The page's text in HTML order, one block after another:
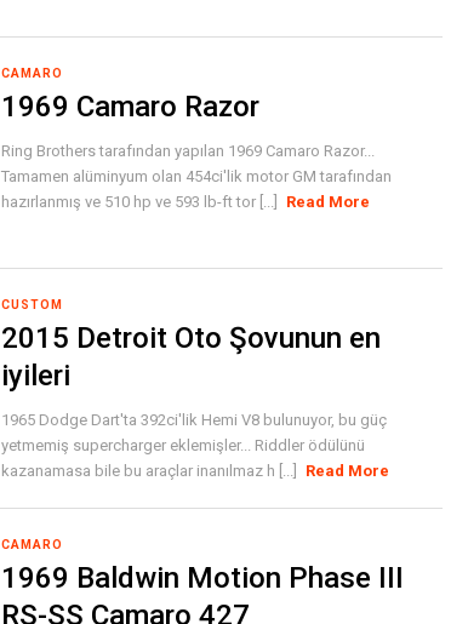
CAMARO
1969 Camaro Razor
Ring Brothers tarafından yapılan 1969 Camaro Razor...
Tamamen alüminyum olan 454ci'lik motor GM tarafından
hazırlanmış ve 510 hp ve 593 lb-ft tor [...]
Read More
CUSTOM
2015 Detroit Oto Şovunun en
iyileri
1965 Dodge Dart'ta 392ci'lik Hemi V8 bulunuyor, bu güç
yetmemiş supercharger eklemişler... Riddler ödülünü
kazanamasa bile bu araçlar inanılmaz h [...]
Read More
CAMARO
1969 Baldwin Motion Phase III
RS-SS Camaro 427